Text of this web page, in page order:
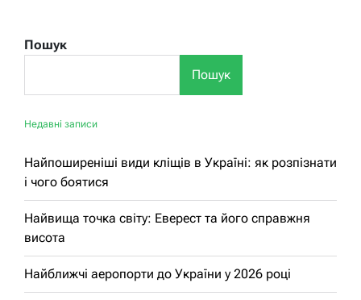
Пошук
Пошук
Недавні записи
Найпоширеніші види кліщів в Україні: як розпізнати
і чого боятися
Найвища точка світу: Еверест та його справжня
висота
Найближчі аеропорти до України у 2026 році